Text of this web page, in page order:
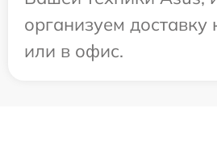
организуем
или в офис.